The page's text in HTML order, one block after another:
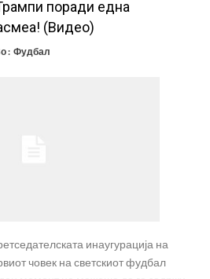
поради една
(Видео)
: Фудбал
инаугурација на
човек на светскиот фудбал